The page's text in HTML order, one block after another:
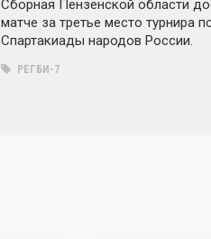
Сборная Пензенской области
матче за третье место турнира
Спартакиады народов России.
РЕГБИ-7